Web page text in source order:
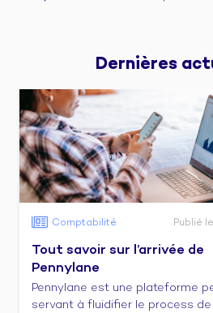
Dernières
Comptabilité Publié
Tout savoir sur l’arrivée de
Pennylane
Pennylane est une plateforme
servant à fluidifier le process de